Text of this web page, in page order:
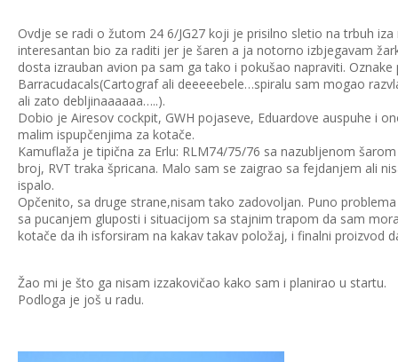
Ovdje se radi o žutom 24 6/JG27 koji je prisilno sletio na trbuh
interesantan bio za raditi jer je šaren a ja notorno izbjegavam
dosta izrauban avion pa sam ga tako i pokušao napraviti.
Barracudacals(Cartograf ali deeeeebele…spiralu sam mogao
ali zato debljinaaaaaa…..).
Dobio je Airesov cockpit, GWH pojaseve, Eduardove auspuhe i
malim ispupčenjima za kotače.
Kamuflaža je tipična za Erlu: RLM74/75/76 sa nazubljenom
broj, RVT traka špricana. Malo sam se zaigrao sa fejdanjem ali
ispalo.
Opčenito, sa druge strane,nisam tako zadovoljan. Puno
sa pucanjem gluposti i situacijom sa stajnim trapom da sam
kotače da ih isforsiram na kakav takav položaj, i finalni proizvod
Žao mi je što ga nisam izzakovičao kako sam i planirao u startu.
Podloga je još u radu.